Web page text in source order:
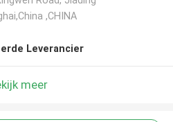
,CHINA
Leverancier
meer